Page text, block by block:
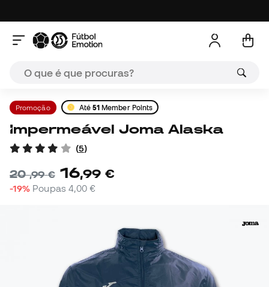
Promoção Até 51 Member Points
Impermeável Joma Alaska
(5)
20,99 € 16,99 €
-19% Poupas 4,00 €